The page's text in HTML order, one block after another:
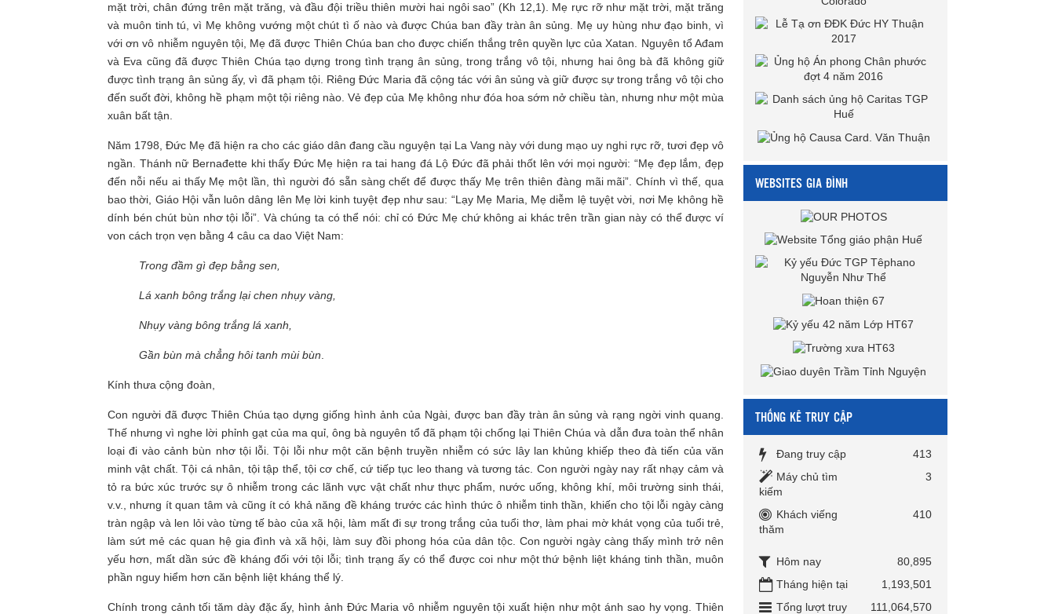
mặt trời, chân đứng trên mặt trăng, và đầu đội triều thiên mười hai ngôi sao” (Kh 12,1). Mẹ rực rỡ như mặt trời, mặt trăng
và muôn tinh tú, vì Mẹ không vướng một chút tì ố nào và được Chúa ban đầy tràn ân sủng. Mẹ uy hùng như đạo binh, vì
với ơn vô nhiễm nguyên tội, Mẹ đã được Thiên Chúa ban cho được chiến thắng trên quyền lực của Xatan. Nguyên tổ Ađam
và Eva cũng đã được Thiên Chúa tạo dựng trong tình trạng ân sủng, trong trắng vô tội, nhưng hai ông bà đã không giữ
được tình trạng ân sủng ấy, vì đã phạm tội. Riêng Đức Maria đã cộng tác với ân sủng và giữ được sự trong trắng vô tội cho
đến suốt đời, không hề phạm một tội riêng nào. Vẻ đẹp của Mẹ không như đóa hoa sớm nở chiều tàn, nhưng như một mùa
xuân bất tận.
Năm 1798, Đức Mẹ đã hiện ra cho các giáo dân đang cầu nguyện tại La Vang này với dung mạo uy nghi rực rỡ, tươi đẹp vô
ngần. Thánh nữ Bernađette khi thấy Đức Mẹ hiện ra tai hang đá Lộ Đức đã phải thốt lên với mọi người: “Mẹ đẹp lắm, đẹp
đến nỗi nếu ai thấy Mẹ một lần, thì người đó sẵn sàng chết để được thấy Mẹ trên thiên đàng mãi mãi”. Chính vì thế, qua
bao thời, Giáo Hội vẫn luôn dâng lên Mẹ lời kinh tuyệt đẹp như sau: “Lạy Mẹ Maria, Mẹ diễm lệ tuyệt vời, nơi Mẹ không hề
dính bén chút bùn nhơ tội lỗi”. Và chúng ta có thể nói: chỉ có Đức Mẹ chứ không ai khác trên trần gian này có thể được ví
von cách trọn vẹn bằng 4 câu ca dao Việt Nam:
Trong đầm gì đẹp bằng sen,
Lá xanh bông trắng lại chen nhụy vàng,
Nhụy vàng bông trắng lá xanh,
Gần bùn mà chẳng hôi tanh mùi bùn
Kính thưa cộng đoàn,
Con người đã được Thiên Chúa tạo dựng giống hình ảnh của Ngài, được ban đầy tràn ân sủng và rạng ngời vinh quang.
Thế nhưng vì nghe lời phỉnh gạt của ma quỉ, ông bà nguyên tổ đã phạm tội chống lại Thiên Chúa và dẫn đưa toàn thể nhân
loại đi vào cảnh bùn nhơ tội lỗi. Tội lỗi như một căn bệnh truyền nhiễm có sức lây lan khủng khiếp theo đà tiến của văn
minh vật chất. Tội cá nhân, tội tập thể, tội cơ chế, cứ tiếp tục leo thang và tương tác. Con người ngày nay rất nhạy cảm và
tỏ ra bức xúc trước sự ô nhiễm trong các lãnh vực vật chất như thực phẩm, nước uống, không khí, môi trường sinh thái,
v.v., nhưng ít quan tâm và cũng ít có khả năng đề kháng trước các hình thức ô nhiễm tinh thần, khiến cho tội lỗi ngày càng
tràn ngập và len lỏi vào từng tế bào của xã hội, làm mất đi sự trong trắng của tuổi thơ, làm phai mờ khát vọng của tuổi trẻ,
làm sứt mẻ các quan hệ gia đình và xã hội, làm suy đồi phong hóa của dân tộc. Con người ngày càng thấy mình trở nên
yếu hơn, mất dần sức đề kháng đối với tội lỗi; tình trạng ấy có thể được coi như một thứ bệnh liệt kháng tinh thần, muôn
phần nguy hiểm hơn căn bệnh liệt kháng thể lý.
Chính trong cảnh tối tăm dày đặc ấy, hình ảnh Đức Maria vô nhiễm nguyên tội xuất hiện như một ánh sao hy vọng. Thiên
WEBSITES GIA ĐÌNH
THỐNG KÊ TRUY CẬP
Đang truy cập
413
Máy chủ tìm
kiếm
3
Khách viếng
thăm
410
Hôm nay
80,895
Tháng hiện tại
1,193,501
Tổng lượt truy
111,064,570